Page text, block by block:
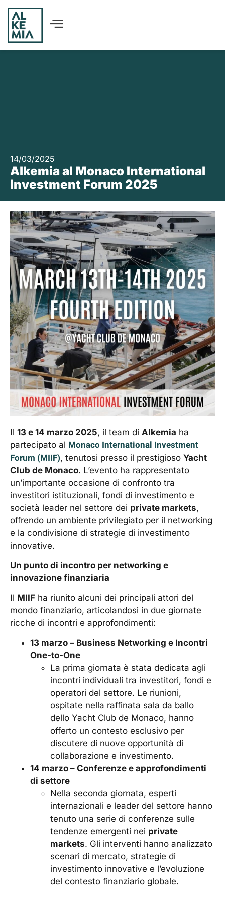
14/03/2025
Alkemia al Monaco International
Investment Forum 2025
Il 13 e 14 marzo 2025, il team di Alkemia ha
partecipato al Monaco International Investment
Forum (MIIF), tenutosi presso il prestigioso Yacht
Club de Monaco. L’evento ha rappresentato
un’importante occasione di confronto tra
investitori istituzionali, fondi di investimento e
società leader nel settore dei private markets,
offrendo un ambiente privilegiato per il networking
e la condivisione di strategie di investimento
innovative.
Un punto di incontro per networking e
innovazione finanziaria
Il MIIF ha riunito alcuni dei principali attori del
mondo finanziario, articolandosi in due giornate
ricche di incontri e approfondimenti:
13 marzo – Business Networking e Incontri
One-to-One
La prima giornata è stata dedicata agli
incontri individuali tra investitori, fondi e
operatori del settore. Le riunioni,
ospitate nella raffinata sala da ballo
dello Yacht Club de Monaco, hanno
offerto un contesto esclusivo per
discutere di nuove opportunità di
collaborazione e investimento.
14 marzo – Conferenze e approfondimenti
di settore
Nella seconda giornata, esperti
internazionali e leader del settore hanno
tenuto una serie di conferenze sulle
tendenze emergenti nei private
markets. Gli interventi hanno analizzato
scenari di mercato, strategie di
investimento innovative e l’evoluzione
del contesto finanziario globale.